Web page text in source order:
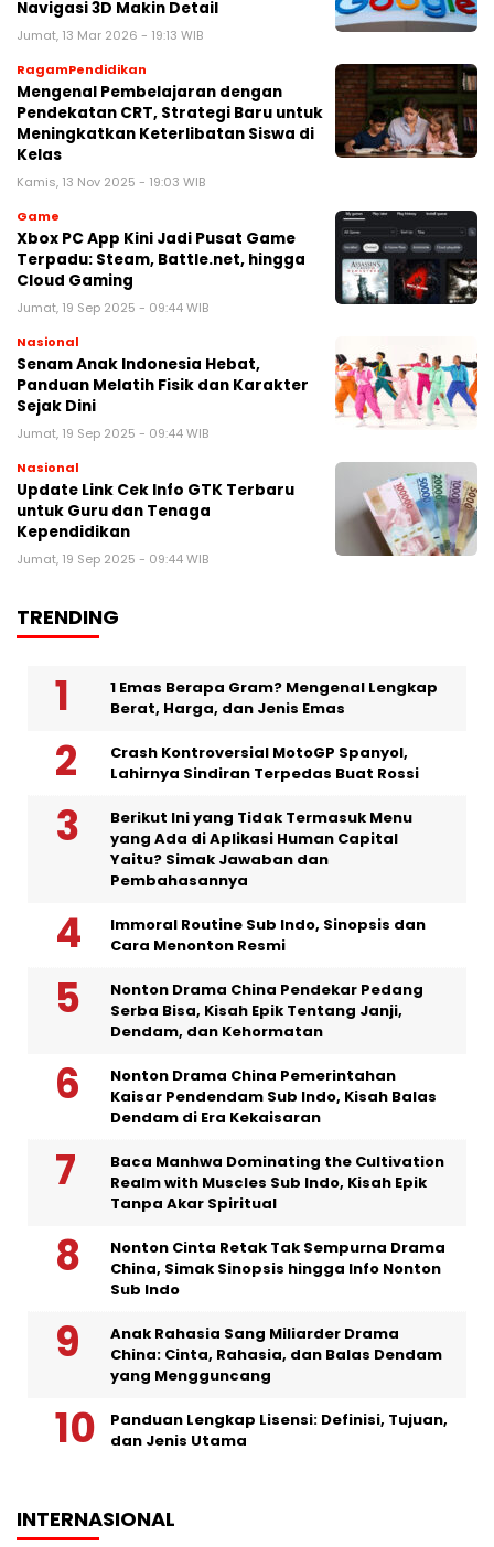
Navigasi 3D Makin Detail
Jumat, 13 Mar 2026 - 19:13 WIB
RagamPendidikan
Mengenal Pembelajaran dengan
Pendekatan CRT, Strategi Baru untuk
Meningkatkan Keterlibatan Siswa di
Kelas
Kamis, 13 Nov 2025 - 19:03 WIB
Game
Xbox PC App Kini Jadi Pusat Game
Terpadu: Steam, Battle.net, hingga
Cloud Gaming
Jumat, 19 Sep 2025 - 09:44 WIB
Nasional
Senam Anak Indonesia Hebat,
Panduan Melatih Fisik dan Karakter
Sejak Dini
Jumat, 19 Sep 2025 - 09:44 WIB
Nasional
Update Link Cek Info GTK Terbaru
untuk Guru dan Tenaga
Kependidikan
Jumat, 19 Sep 2025 - 09:44 WIB
TRENDING
1 Emas Berapa Gram? Mengenal Lengkap
Berat, Harga, dan Jenis Emas
Crash Kontroversial MotoGP Spanyol,
Lahirnya Sindiran Terpedas Buat Rossi
Berikut Ini yang Tidak Termasuk Menu
yang Ada di Aplikasi Human Capital
Yaitu? Simak Jawaban dan
Pembahasannya
Immoral Routine Sub Indo, Sinopsis dan
Cara Menonton Resmi
Nonton Drama China Pendekar Pedang
Serba Bisa, Kisah Epik Tentang Janji,
Dendam, dan Kehormatan
Nonton Drama China Pemerintahan
Kaisar Pendendam Sub Indo, Kisah Balas
Dendam di Era Kekaisaran
Baca Manhwa Dominating the Cultivation
Realm with Muscles Sub Indo, Kisah Epik
Tanpa Akar Spiritual
Nonton Cinta Retak Tak Sempurna Drama
China, Simak Sinopsis hingga Info Nonton
Sub Indo
Anak Rahasia Sang Miliarder Drama
China: Cinta, Rahasia, dan Balas Dendam
yang Mengguncang
Panduan Lengkap Lisensi: Definisi, Tujuan,
dan Jenis Utama
INTERNASIONAL